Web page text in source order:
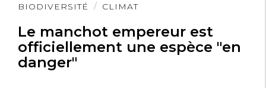
BIODIVERSITÉ CLIMAT
Le manchot empereur est
officiellement une espèce "en
danger"
Lire